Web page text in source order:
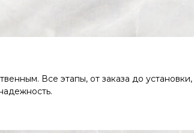
Все этапы, от заказа до